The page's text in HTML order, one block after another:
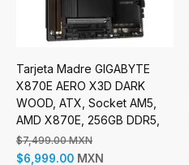
Tarjeta Madre GIGABYTE
X870E AERO X3D DARK
WOOD, ATX, Socket AM5,
AMD X870E, 256GB DDR5,
HDMI para AMD
$7,499.00 MXN
$6,999.00 MXN